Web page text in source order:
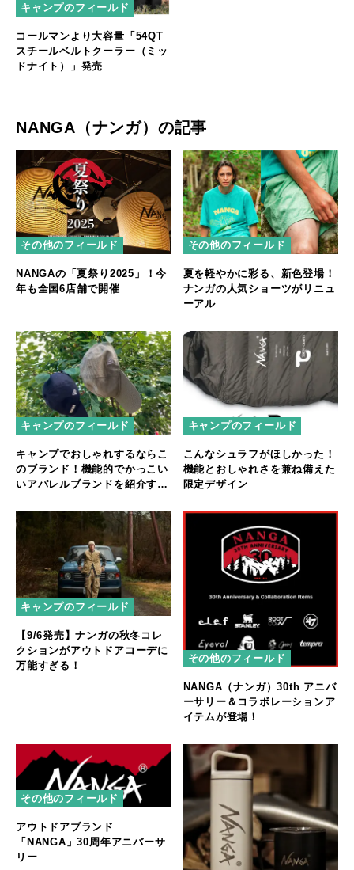
キャンプのフィールド
コールマンより大容量「54QT
スチールベルトクーラー（ミッ
ドナイト）」発売
NANGA（ナンガ）の記事
その他のフィールド
NANGAの「夏祭り2025」！今
年も全国6店舗で開催
その他のフィールド
夏を軽やかに彩る、新色登場！
ナンガの人気ショーツがリニュ
ーアル
キャンプのフィールド
キャンプでおしゃれするならこ
のブランド！機能的でかっこい
いアパレルブランドを紹介する
キャンプのフィールド
こんなシュラフがほしかった！
機能とおしゃれさを兼ね備えた
限定デザイン
キャンプのフィールド
【9/6発売】ナンガの秋冬コレ
クションがアウトドアコーデに
万能すぎる！
その他のフィールド
NANGA（ナンガ）30th アニバ
ーサリー＆コラボレーションア
イテムが登場！
その他のフィールド
アウトドアブランド
「NANGA」30周年アニバーサ
リー